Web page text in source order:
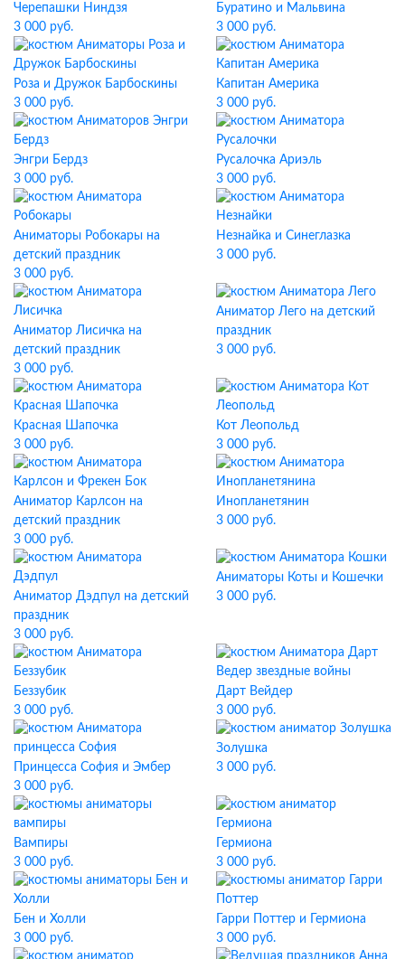
Черепашки Ниндзя
3 000 руб.
Буратино и Мальвина
3 000 руб.
Роза и Дружок Барбоскины
3 000 руб.
Капитан Америка
3 000 руб.
Энгри Бердз
3 000 руб.
Русалочка Ариэль
3 000 руб.
Аниматоры Робокары на
детский праздник
3 000 руб.
Незнайка и Синеглазка
3 000 руб.
Аниматор Лисичка на
детский праздник
3 000 руб.
Аниматор Лего на детский
праздник
3 000 руб.
Красная Шапочка
3 000 руб.
Кот Леопольд
3 000 руб.
Аниматор Карлсон на
детский праздник
3 000 руб.
Инопланетянин
3 000 руб.
Аниматор Дэдпул на детский
праздник
3 000 руб.
Аниматоры Коты и Кошечки
3 000 руб.
Беззубик
3 000 руб.
Дарт Вейдер
3 000 руб.
Принцесса София и Эмбер
3 000 руб.
Золушка
3 000 руб.
Вампиры
3 000 руб.
Гермиона
3 000 руб.
Бен и Холли
3 000 руб.
Гарри Поттер и Гермиона
3 000 руб.